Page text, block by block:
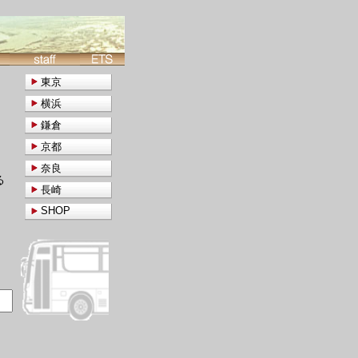
東京
横浜
鎌倉
京都
奈良
長崎
SHOP